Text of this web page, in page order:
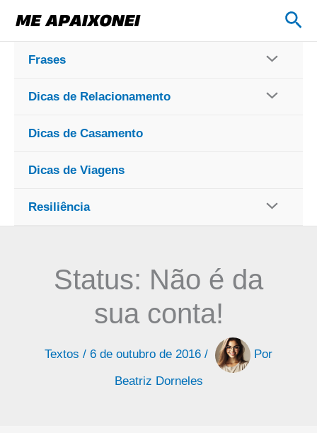
para
conteúdo
Frases
Dicas de Relacionamento
Dicas de Casamento
Dicas de Viagens
Resiliência
Status: Não é da
sua conta!
Textos / 6 de outubro de 2016 /
Por
Beatriz Dorneles